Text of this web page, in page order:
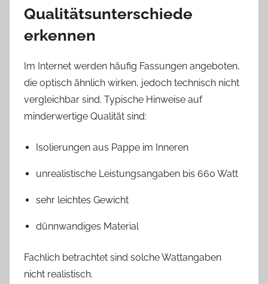
Qualitätsunterschiede
erkennen
Im Internet werden häufig Fassungen angeboten,
die optisch ähnlich wirken, jedoch technisch nicht
vergleichbar sind. Typische Hinweise auf
minderwertige Qualität sind:
Isolierungen aus Pappe im Inneren
unrealistische Leistungsangaben bis 660 Watt
sehr leichtes Gewicht
dünnwandiges Material
Fachlich betrachtet sind solche Wattangaben
nicht realistisch.